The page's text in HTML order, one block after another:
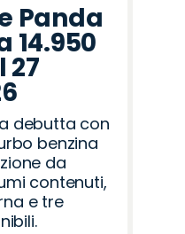
Panda
14.950
27
debutta con
benzina
da
contenuti,
e tre